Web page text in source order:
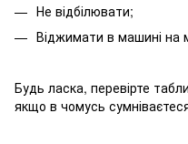
Не відбілювати;
Віджимати в машині на
Будь ласка, перевірте
якщо в чомусь